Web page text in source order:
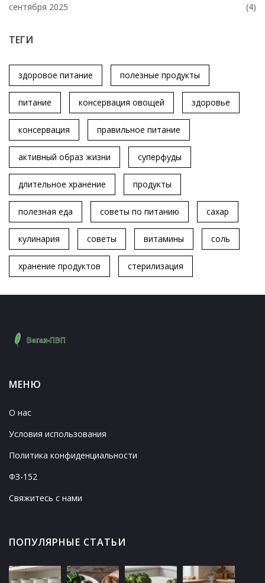
сентября 2025 (4)
ТЕГИ
здоровое питание полезные продукты
питание консервация овощей здоровье
консервация правильное питание
активный образ жизни суперфуды
длительное хранение продукты
полезная еда советы по питанию сахар
кулинария советы витамины соль
хранение продуктов стерилизация
МЕНЮ
О нас
Условия использования
Политика конфиденциальности
ФЗ-152
Свяжитесь с нами
ПОПУЛЯРНЫЕ СТАТЬИ